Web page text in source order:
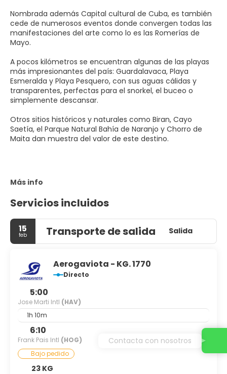
Nombrada además Capital cultural de Cuba, es también
cede de numerosos eventos donde convergen todas las
manifestaciones del arte como lo es las Romerías de
Mayo.
A pocos kilómetros se encuentran algunas de las playas
más impresionantes del país: Guardalavaca, Playa
Esmeralda y Playa Pesquero, con sus aguas cálidas y
transparentes, perfectas para el snorkel, el buceo o
simplemente descansar.
Otros sitios históricos y naturales como Biran, Cayo
Saetía, el Parque Natural Bahía de Naranjo y Chorro de
Maita dan muestra del valor de este destino.
Más info
Servicios incluidos
15
feb Transporte de salida Salida
Aerogaviota - KG. 1770
Directo
5:00
Jose Marti Intl (HAV)
1h 10m
6:10
Frank Pais Intl (HOG)
Bajo pedido
23 KG
Contacta con nosotros